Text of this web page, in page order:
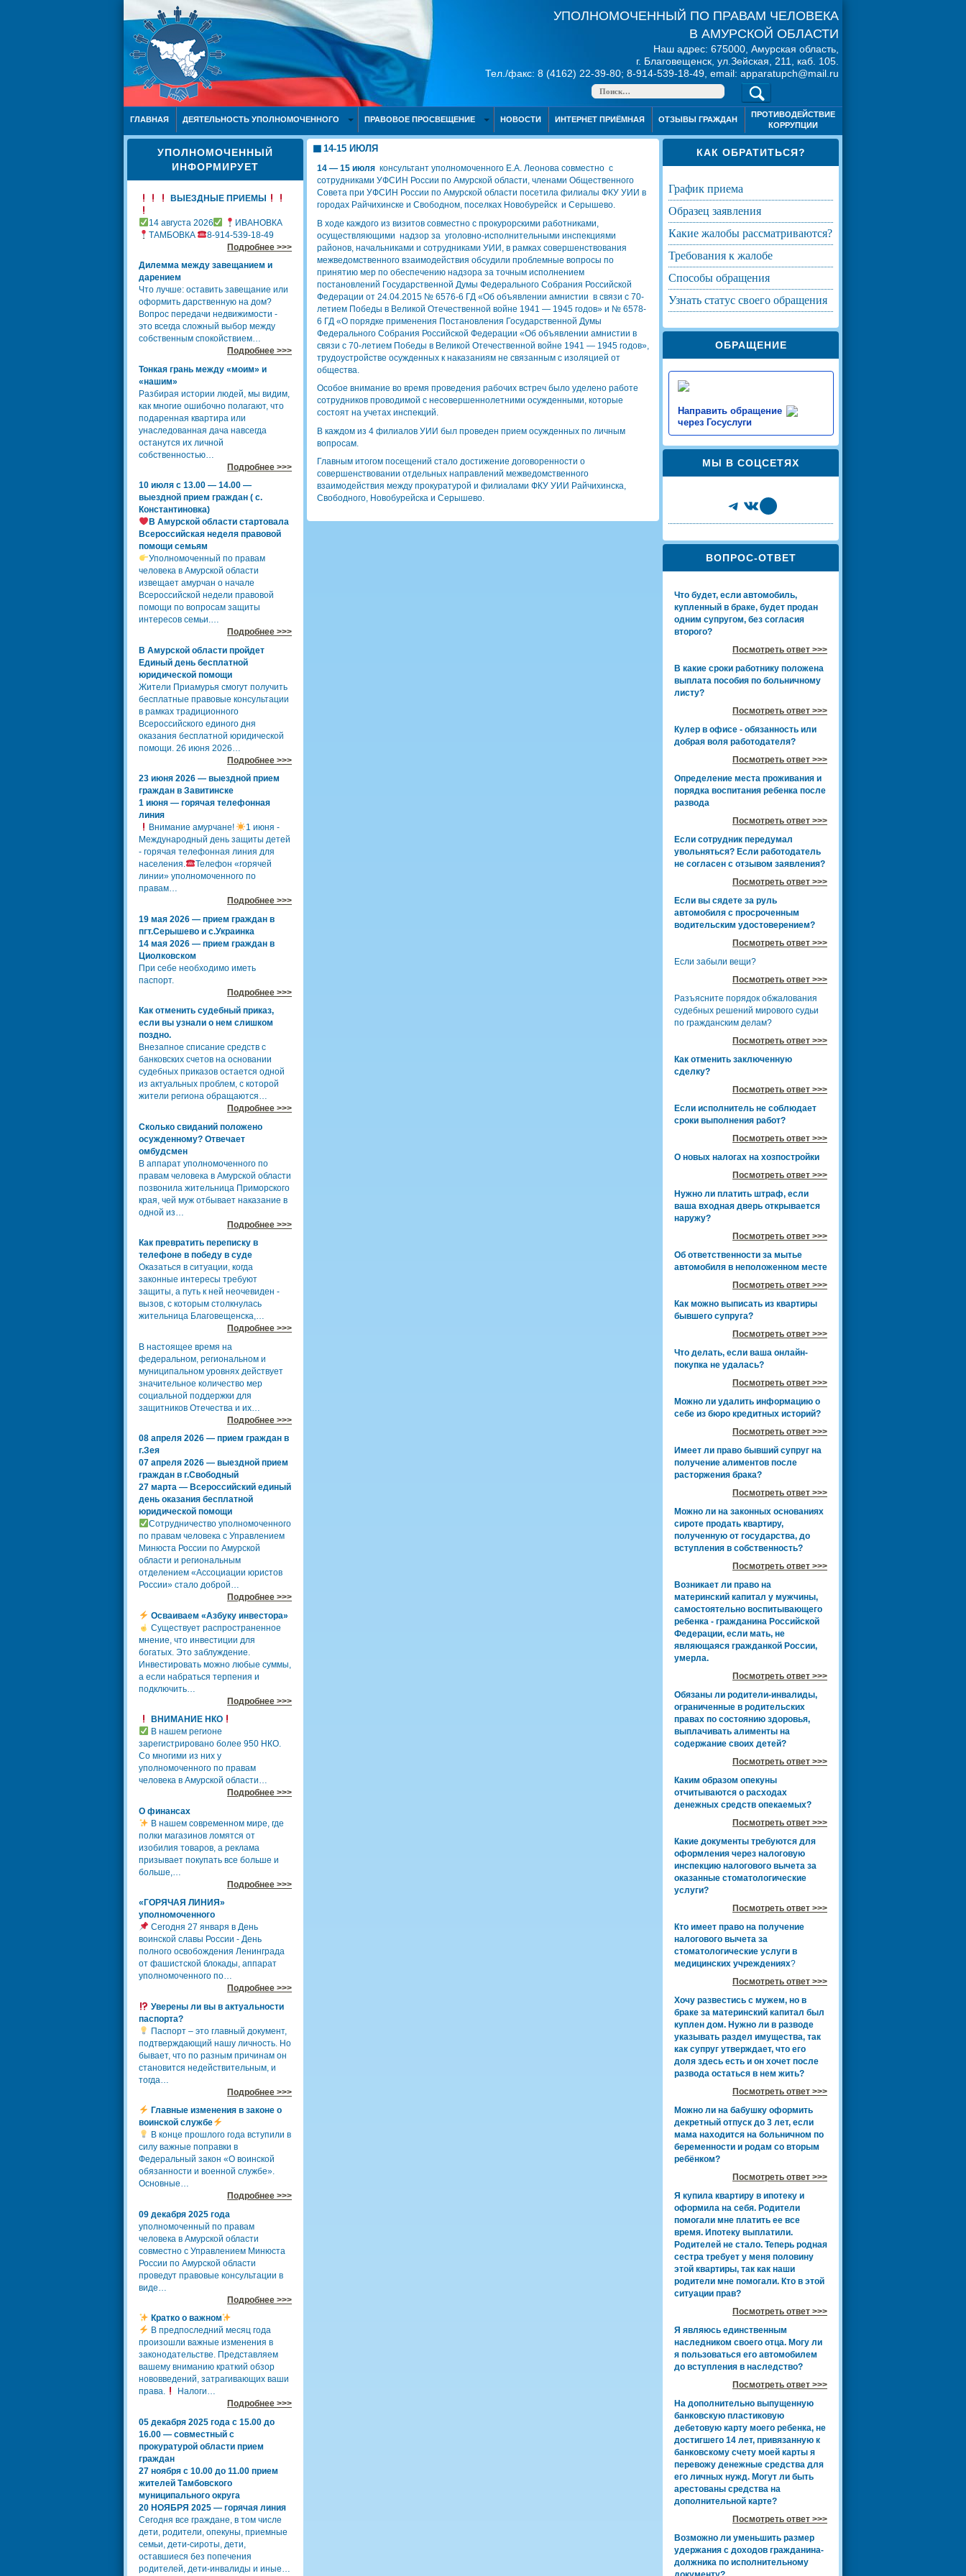
УПОЛНОМОЧЕННЫЙ ПО ПРАВАМ ЧЕЛОВЕКА
В АМУРСКОЙ ОБЛАСТИ
Наш адрес: 675000, Амурская область,
г. Благовещенск, ул.Зейская, 211, каб. 105.
Тел./факс: 8 (4162) 22-39-80; 8-914-539-18-49, email: apparatupch@mail.ru
ГЛАВНАЯ ДЕЯТЕЛЬНОСТЬ УПОЛНОМОЧЕННОГО ПРАВОВОЕ ПРОСВЕЩЕНИЕ НОВОСТИ ИНТЕРНЕТ ПРИЁМНАЯ ОТЗЫВЫ ГРАЖДАН
ПРОТИВОДЕЙСТВИЕ
КОРРУПЦИИ
УПОЛНОМОЧЕННЫЙ
ИНФОРМИРУЕТ
ВЫЕЗДНЫЕ ПРИЕМЫ
14 августа 2026
ИВАНОВКА
ТАМБОВКА
8-914-539-18-49
Подробнее >>>
Дилемма между завещанием и
дарением
Что лучше: оставить завещание или
оформить дарственную на дом?
Вопрос передачи недвижимости -
это всегда сложный выбор между
собственным спокойствием…
Подробнее >>>
Тонкая грань между «моим» и
«нашим»
Разбирая истории людей, мы видим,
как многие ошибочно полагают, что
подаренная квартира или
унаследованная дача навсегда
останутся их личной
собственностью…
Подробнее >>>
10 июля с 13.00 — 14.00 —
выездной прием граждан ( с.
Константиновка)
В Амурской области стартовала
Всероссийская неделя правовой
помощи семьям
Уполномоченный по правам
человека в Амурской области
извещает амурчан о начале
Всероссийской недели правовой
помощи по вопросам защиты
интересов семьи.…
Подробнее >>>
В Амурской области пройдет
Единый день бесплатной
юридической помощи
Жители Приамурья смогут получить
бесплатные правовые консультации
в рамках традиционного
Всероссийского единого дня
оказания бесплатной юридической
помощи. 26 июня 2026…
Подробнее >>>
23 июня 2026 — выездной прием
граждан в Завитинске
1 июня — горячая телефонная
линия
Внимание амурчане!
1 июня -
Международный день защиты детей
- горячая телефонная линия для
населения.
Телефон «горячей
линии» уполномоченного по
правам…
Подробнее >>>
19 мая 2026 — прием граждан в
пгт.Серышево и с.Украинка
14 мая 2026 — прием граждан в
Циолковском
При себе необходимо иметь
паспорт.
Подробнее >>>
Как отменить судебный приказ,
если вы узнали о нем слишком
поздно.
Внезапное списание средств с
банковских счетов на основании
судебных приказов остается одной
из актуальных проблем, с которой
жители региона обращаются…
Подробнее >>>
Сколько свиданий положено
осужденному? Отвечает
омбудсмен
В аппарат уполномоченного по
правам человека в Амурской области
позвонила жительница Приморского
края, чей муж отбывает наказание в
одной из…
Подробнее >>>
Как превратить переписку в
телефоне в победу в суде
Оказаться в ситуации, когда
законные интересы требуют
защиты, а путь к ней неочевиден -
вызов, с которым столкнулась
жительница Благовещенска,…
Подробнее >>>
В настоящее время на
федеральном, региональном и
муниципальном уровнях действует
значительное количество мер
социальной поддержки для
защитников Отечества и их…
Подробнее >>>
08 апреля 2026 — прием граждан в
г.Зея
07 апреля 2026 — выездной прием
граждан в г.Свободный
27 марта — Всероссийский единый
день оказания бесплатной
юридической помощи
Сотрудничество уполномоченного
по правам человека с Управлением
Минюста России по Амурской
области и региональным
отделением «Ассоциации юристов
России» стало доброй…
Подробнее >>>
Осваиваем «Азбуку инвестора»
Существует распространенное
мнение, что инвестиции для
богатых. Это заблуждение.
Инвестировать можно любые суммы,
а если набраться терпения и
подключить…
Подробнее >>>
ВНИМАНИЕ НКО
В нашем регионе
зарегистрировано более 950 НКО.
Со многими из них у
уполномоченного по правам
человека в Амурской области…
Подробнее >>>
О финансах
В нашем современном мире, где
полки магазинов ломятся от
изобилия товаров, а реклама
призывает покупать все больше и
больше,…
Подробнее >>>
«ГОРЯЧАЯ ЛИНИЯ»
уполномоченного
Сегодня 27 января в День
воинской славы России - День
полного освобождения Ленинграда
от фашистской блокады, аппарат
уполномоченного по…
Подробнее >>>
Уверены ли вы в актуальности
паспорта?
Паспорт – это главный документ,
подтверждающий нашу личность. Но
бывает, что по разным причинам он
становится недействительным, и
тогда…
Подробнее >>>
Главные изменения в законе о
воинской службе
В конце прошлого года вступили в
силу важные поправки в
Федеральный закон «О воинской
обязанности и военной службе».
Основные…
Подробнее >>>
09 декабря 2025 года
уполномоченный по правам
человека в Амурской области
совместно с Управлением Минюста
России по Амурской области
проведут правовые консультации в
виде…
Подробнее >>>
Кратко о важном
В предпоследний месяц года
произошли важные изменения в
законодательстве. Представляем
вашему вниманию краткий обзор
нововведений, затрагивающих ваши
права.
Налоги…
Подробнее >>>
05 декабря 2025 года с 15.00 до
16.00 — совместный с
прокуратурой области прием
граждан
27 ноября с 10.00 до 11.00 прием
жителей Тамбовского
муниципального округа
20 НОЯБРЯ 2025 — горячая линия
Сегодня все граждане, в том числе
дети, родители, опекуны, приемные
семьи, дети-сироты, дети,
оставшиеся без попечения
родителей, дети-инвалиды и иные…
14-15 ИЮЛЯ
14 — 15 июля консультант уполномоченного Е.А. Леонова совместно с
сотрудниками УФСИН России по Амурской области, членами Общественного
Совета при УФСИН России по Амурской области посетила филиалы ФКУ УИИ в
городах Райчихинске и Свободном, поселках Новобурейск и Серышево.
В ходе каждого из визитов совместно с прокурорскими работниками,
осуществляющими надзор за уголовно-исполнительными инспекциями
районов, начальниками и сотрудниками УИИ, в рамках совершенствования
межведомственного взаимодействия обсудили проблемные вопросы по
принятию мер по обеспечению надзора за точным исполнением
постановлений Государственной Думы Федерального Собрания Российской
Федерации от 24.04.2015 № 6576-6 ГД «Об объявлении амнистии в связи с 70-
летием Победы в Великой Отечественной войне 1941 — 1945 годов» и № 6578-
6 ГД «О порядке применения Постановления Государственной Думы
Федерального Собрания Российской Федерации «Об объявлении амнистии в
связи с 70-летием Победы в Великой Отечественной войне 1941 — 1945 годов»,
трудоустройстве осужденных к наказаниям не связанным с изоляцией от
общества.
Особое внимание во время проведения рабочих встреч было уделено работе
сотрудников проводимой с несовершеннолетними осужденными, которые
состоят на учетах инспекций.
В каждом из 4 филиалов УИИ был проведен прием осужденных по личным
вопросам.
Главным итогом посещений стало достижение договоренности о
совершенствовании отдельных направлений межведомственного
взаимодействия между прокуратурой и филиалами ФКУ УИИ Райчихинска,
Свободного, Новобурейска и Серышево.
КАК ОБРАТИТЬСЯ?
график приема
образец заявления
какие жалобы рассматриваются?
требования к жалобе
способы обращения
узнать статус своего обращения
ОБРАЩЕНИЕ
Направить обращение
через Госуслуги
МЫ В СОЦСЕТЯХ
Telegram
VKShare Icon
ВОПРОС-ОТВЕТ
Что будет, если автомобиль,
купленный в браке, будет продан
одним супругом, без согласия
второго?
Посмотреть ответ >>>
В какие сроки работнику положена
выплата пособия по больничному
листу?
Посмотреть ответ >>>
Кулер в офисе - обязанность или
добрая воля работодателя?
Посмотреть ответ >>>
Определение места проживания и
порядка воспитания ребенка после
развода
Посмотреть ответ >>>
Если сотрудник передумал
увольняться? Если работодатель
не согласен с отзывом заявления?
Посмотреть ответ >>>
Если вы сядете за руль
автомобиля с просроченным
водительским удостоверением?
Посмотреть ответ >>>
Если забыли вещи?
Посмотреть ответ >>>
Разъясните порядок обжалования
судебных решений мирового судьи
по гражданским делам?
Посмотреть ответ >>>
Как отменить заключенную
сделку?
Посмотреть ответ >>>
Если исполнитель не соблюдает
сроки выполнения работ?
Посмотреть ответ >>>
О новых налогах на хозпостройки
Посмотреть ответ >>>
Нужно ли платить штраф, если
ваша входная дверь открывается
наружу?
Посмотреть ответ >>>
Об ответственности за мытье
автомобиля в неположенном месте
Посмотреть ответ >>>
Как можно выписать из квартиры
бывшего супруга?
Посмотреть ответ >>>
Что делать, если ваша онлайн-
покупка не удалась?
Посмотреть ответ >>>
Можно ли удалить информацию о
себе из бюро кредитных историй?
Посмотреть ответ >>>
Имеет ли право бывший супруг на
получение алиментов после
расторжения брака?
Посмотреть ответ >>>
Можно ли на законных основаниях
сироте продать квартиру,
полученную от государства, до
вступления в собственность?
Посмотреть ответ >>>
Возникает ли право на
материнский капитал у мужчины,
самостоятельно воспитывающего
ребенка - гражданина Российской
Федерации, если мать, не
являющаяся гражданкой России,
умерла.
Посмотреть ответ >>>
Обязаны ли родители-инвалиды,
ограниченные в родительских
правах по состоянию здоровья,
выплачивать алименты на
содержание своих детей?
Посмотреть ответ >>>
Каким образом опекуны
отчитываются о расходах
денежных средств опекаемых?
Посмотреть ответ >>>
Какие документы требуются для
оформления через налоговую
инспекцию налогового вычета за
оказанные стоматологические
услуги?
Посмотреть ответ >>>
Кто имеет право на получение
налогового вычета за
стоматологические услуги в
медицинских учреждениях?
Посмотреть ответ >>>
Хочу развестись с мужем, но в
браке за материнский капитал был
куплен дом. Нужно ли в разводе
указывать раздел имущества, так
как супруг утверждает, что его
доля здесь есть и он хочет после
развода остаться в нем жить?
Посмотреть ответ >>>
Можно ли на бабушку оформить
декретный отпуск до 3 лет, если
мама находится на больничном по
беременности и родам со вторым
ребёнком?
Посмотреть ответ >>>
Я купила квартиру в ипотеку и
оформила на себя. Родители
помогали мне платить ее все
время. Ипотеку выплатили.
Родителей не стало. Теперь родная
сестра требует у меня половину
этой квартиры, так как наши
родители мне помогали. Кто в этой
ситуации прав?
Посмотреть ответ >>>
Я являюсь единственным
наследником своего отца. Могу ли
я пользоваться его автомобилем
до вступления в наследство?
Посмотреть ответ >>>
На дополнительно выпущенную
банковскую пластиковую
дебетовую карту моего ребенка, не
достигшего 14 лет, привязанную к
банковскому счету моей карты я
перевожу денежные средства для
его личных нужд. Могут ли быть
арестованы средства на
дополнительной карте?
Посмотреть ответ >>>
Возможно ли уменьшить размер
удержания с доходов гражданина-
должника по исполнительному